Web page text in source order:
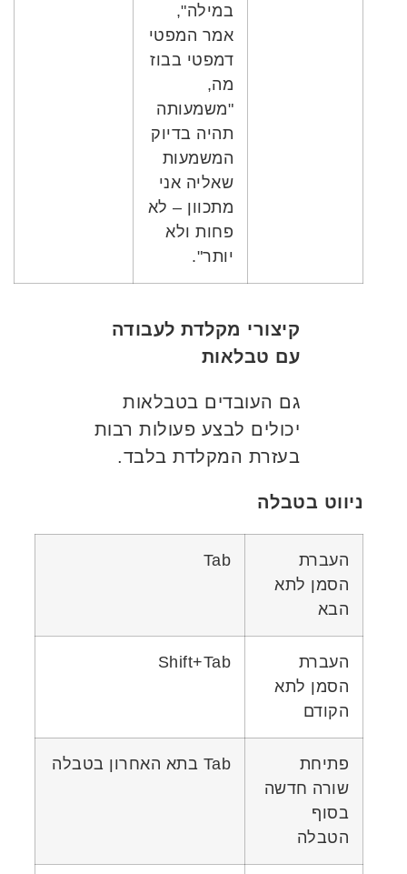
במילה",
אמר המפטי
דמפטי בבוז
מה,
"משמעותה
תהיה בדיוק
המשמעות
שאליה אני
מתכוון – לא
פחות ולא
יותר".
קיצורי מקלדת לעבודה
עם טבלאות
גם העובדים בטבלאות
יכולים לבצע פעולות רבות
בעזרת המקלדת בלבד.
ניווט בטבלה
העברת
הסמן לתא
הבא
Tab
העברת
הסמן לתא
הקודם
Shift+Tab
פתיחת
שורה חדשה
בסוף
הטבלה
Tab בתא האחרון בטבלה